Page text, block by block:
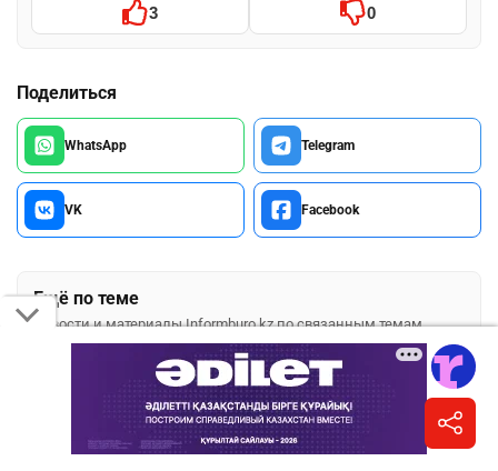
3 0
Поделиться
WhatsApp Telegram
VK Facebook
Ещё по теме
Новости и материалы Informburo.kz по связанным темам
АЛМАТЫ ДТП ДТП В АЛМАТЫ